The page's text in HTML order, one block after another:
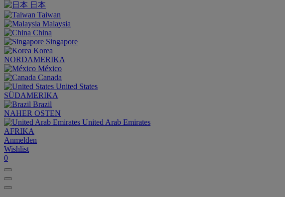
日本
Taiwan
Malaysia
China
Singapore
Korea
NORDAMERIKA
México
Canada
United States
SÜDAMERIKA
Brazil
NAHER OSTEN
United Arab Emirates
AFRIKA
Anmelden
Wishlist
0